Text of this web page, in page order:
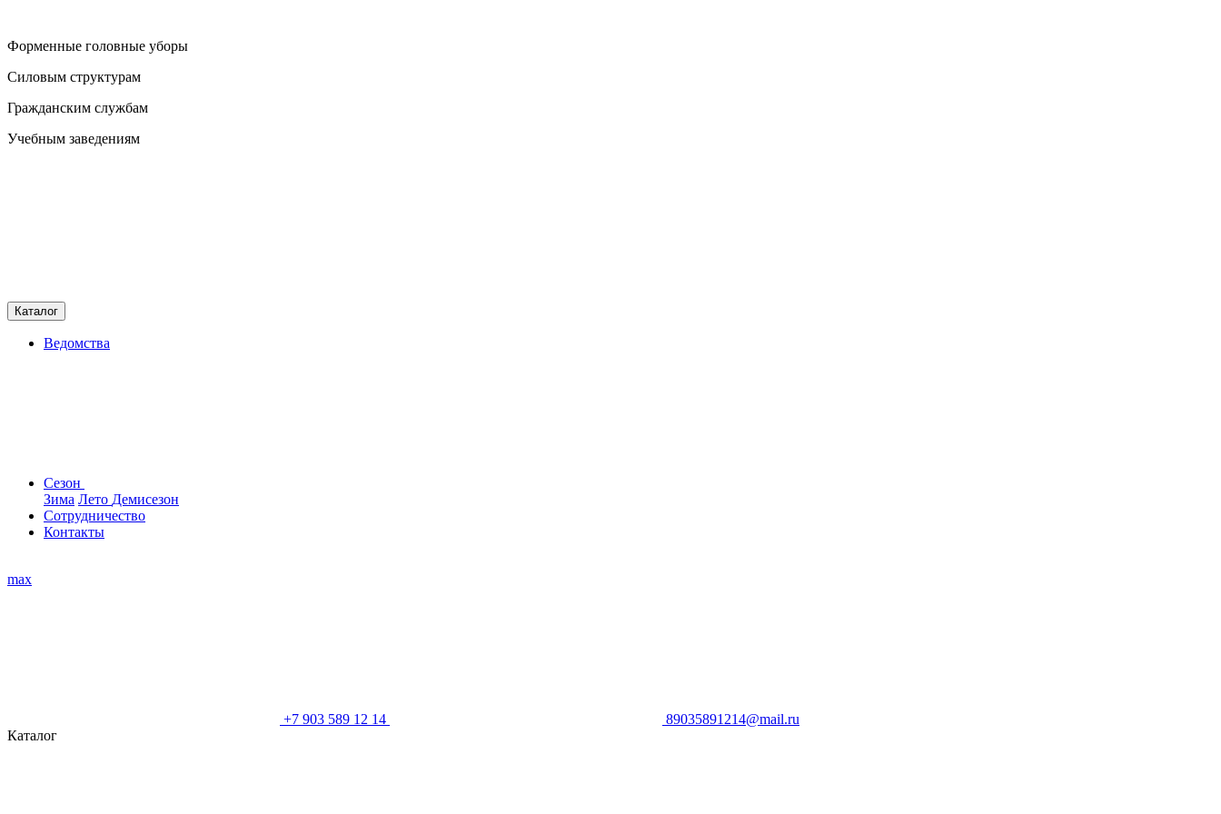
Форменные головные уборы
Силовым структурам
Гражданским службам
Учебным заведениям
Каталог
Ведомства
Сезон
Зима Лето Демисезон
Сотрудничество
Контакты
max
+7 903 589 12 14
89035891214@mail.ru
Каталог